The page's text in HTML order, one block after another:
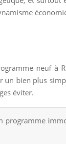
neuf à
un bien plus
éviter.
programme